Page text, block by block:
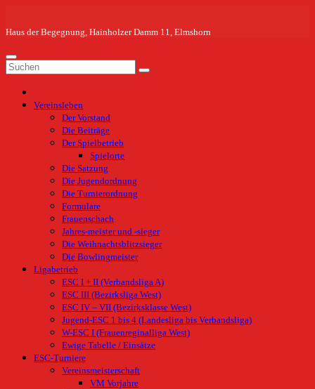
springen
Haus der Begegnung, Hainholzer Damm 11, Elmshorn
Vereinsleben
Der Vorstand
Die Beiträge
Der Spielbetrieb
Spielorte
Die Satzung
Die Jugendordnung
Die Turnierordnung
Formulare
Frauenschach
Jahres-meister und -sieger
Die Weihnachtsblitzsieger
Die Bowlingmeister
Ligabetrieb
ESC I + II (Verbandsliga A)
ESC III (Bezirksliga West)
ESC IV – VII (Bezirksklasse West)
Jugend-ESC 1 bis 4 (Landesliga bis Verbandsliga)
W-ESC I (Frauenreginalliga West)
Ewige Tabelle / Einsätze
ESC-Turniere
Vereinsmeisterschaft
VM Vorjahre